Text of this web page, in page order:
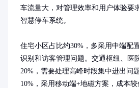
车流量大，对管理效率和用户体验要
智慧停车系统。
住宅小区占比约30%，多采用中端配
识别和访客管理问题。交通枢纽、医
20%，需要处理高峰时段集中进出问
10%，采用移动端+地磁方案，成本较